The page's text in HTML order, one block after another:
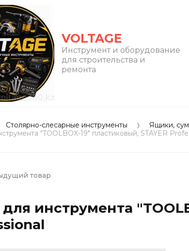
VOLTAGE
Инструмент и оборудование
для строительства и
ремонта
Столярно-слесарные инструменты Ящики,
"TOOLBOX-19" пластиковый, STAYER
товар
инструмента